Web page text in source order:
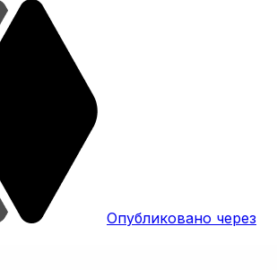
Опубликовано через